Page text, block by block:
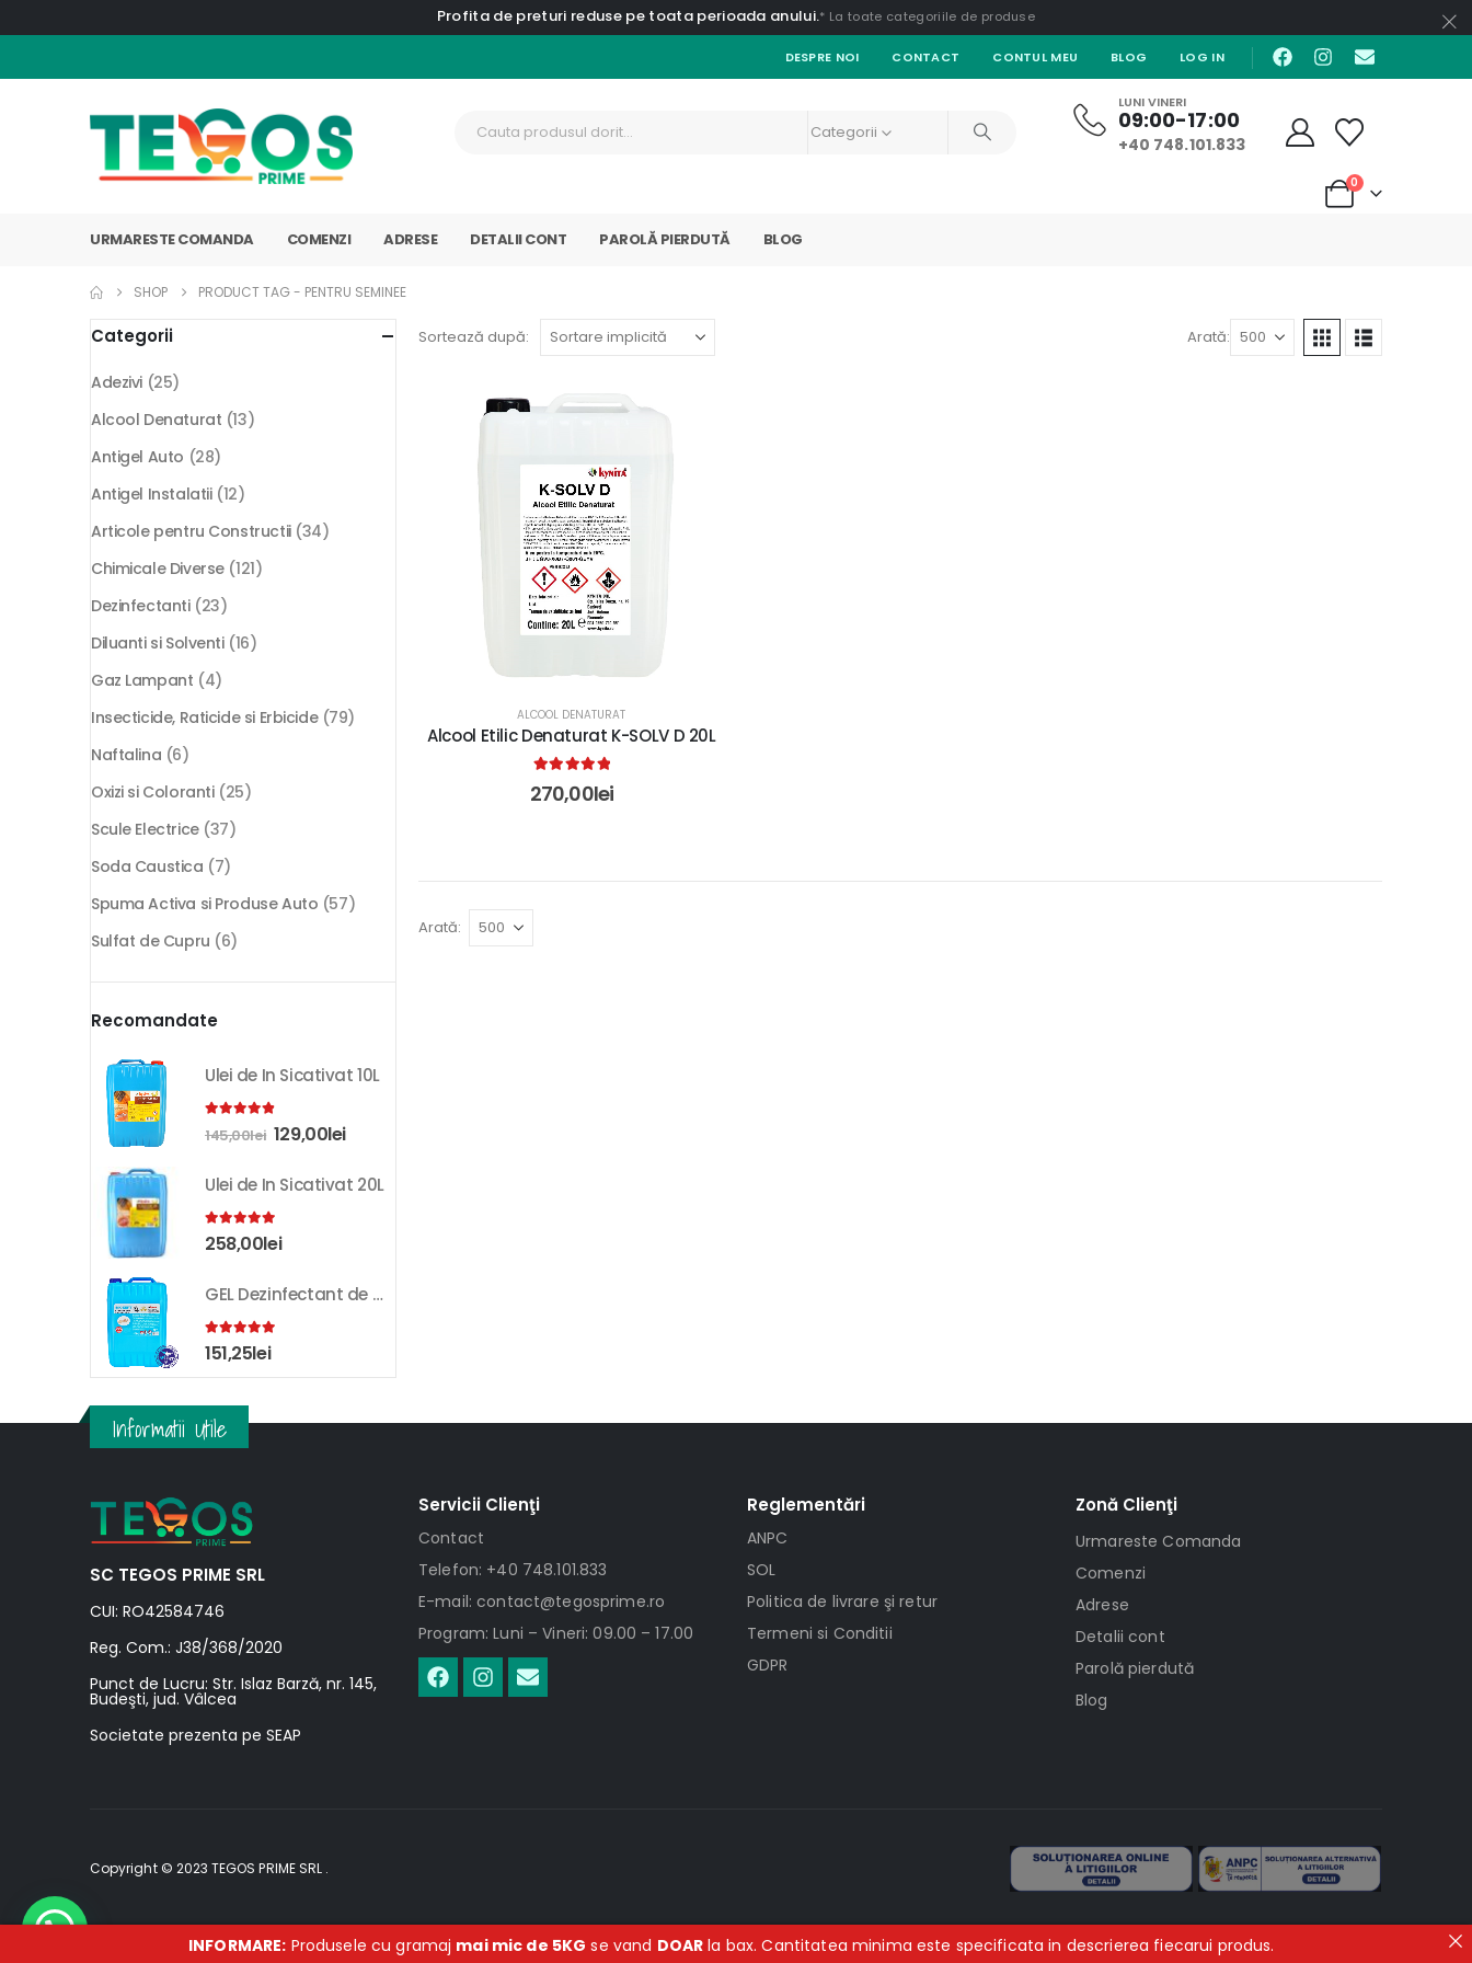
Profita de preturi reduse pe toata perioada anului.* La toate categoriile de produse
DESPRE NOI CONTACT CONTUL MEU BLOG LOG IN
Categorii
LUNI VINERI
09:00-17:00
+40 748.101.833
0
URMARESTE COMANDA COMENZI ADRESE DETALII CONT PAROLĂ PIERDUTĂ BLOG
SHOP PRODUCT TAG - PENTRU SEMINEE
Sortează după: Arată:
ALCOOL DENATURAT
Alcool Etilic Denaturat K-SOLV D 20L
5.00out of 5
270,00lei
Arată:
Categorii
Adezivi (25)
Alcool Denaturat (13)
Antigel Auto (28)
Antigel Instalatii (12)
Articole pentru Constructii (34)
Chimicale Diverse (121)
Dezinfectanti (23)
Diluanti si Solventi (16)
Gaz Lampant (4)
Insecticide, Raticide si Erbicide (79)
Naftalina (6)
Oxizi si Coloranti (25)
Scule Electrice (37)
Soda Caustica (7)
Spuma Activa si Produse Auto (57)
Sulfat de Cupru (6)
Recomandate
Ulei de In Sicativat 10L
out of 5
145,00lei 129,00lei
Ulei de In Sicativat 20L
5.00out of 5
258,00lei
GEL Dezinfectant de Maini K-SEPT 10L
5.00out of 5
151,25lei
Informatii Utile
SC TEGOS PRIME SRL
CUI: RO42584746
Reg. Com.: J38/368/2020
Punct de Lucru: Str. Islaz Barză, nr. 145,
Budeşti, jud. Vâlcea
Societate prezenta pe SEAP
Servicii Clienţi
Contact
Telefon: +40 748.101.833
E-mail: contact@tegosprime.ro
Program: Luni – Vineri: 09.00 – 17.00
Reglementări
ANPC
SOL
Politica de livrare şi retur
Termeni si Conditii
GDPR
Zonă Clienţi
Urmareste Comanda
Comenzi
Adrese
Detalii cont
Parolă pierdută
Blog
Copyright © 2023 TEGOS PRIME SRL .
INFORMARE: Produsele cu gramaj mai mic de 5KG se vand DOAR la bax. Cantitatea minima este specificata in descrierea fiecarui produs.